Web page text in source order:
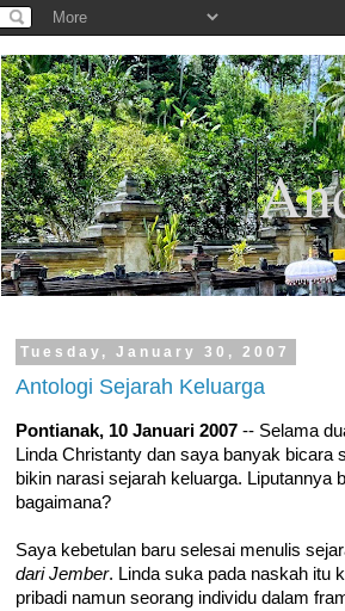
.
Tuesday, January 30, 2007
Antologi Sejarah Keluarga
Pontianak, 10 Januari 2007 -- Selama
Linda Christanty dan saya banyak bicara
bikin narasi sejarah keluarga. Liputannya
bagaimana?
Saya kebetulan baru selesai menulis
dari Jember. Linda suka pada naskah itu
pribadi namun seorang individu dalam